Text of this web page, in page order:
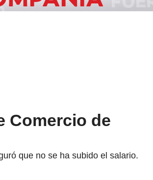
Comercio de
que no se ha subido el salario.